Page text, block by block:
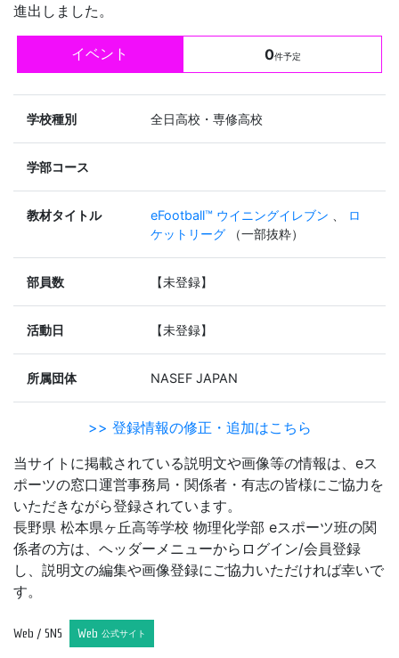
進出しました。
イベント 0件予定
学校種別 全日高校・専修高校
学部コース
教材タイトル eFootball™ ウイニングイレブン
ロ
ケットリーグ
（一部抜粋）
部員数 【未登録】
活動日 【未登録】
所属団体 NASEF JAPAN
>> 登録情報の修正・追加はこちら
当サイトに掲載されている説明文や画像等の情報は、eス
ポーツの窓口運営事務局・関係者・有志の皆様にご協力を
いただきながら登録されています。
長野県 松本県ヶ丘高等学校 物理化学部 eスポーツ班の関
係者の方は、ヘッダーメニューからログイン/会員登録
し、説明文の編集や画像登録にご協力いただければ幸いで
す。
Web / SNS Web 公式サイト